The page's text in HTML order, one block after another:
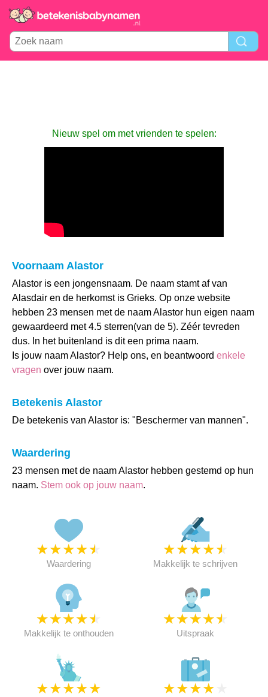
Nieuw spel om met vrienden te spelen:
Voornaam Alastor
Alastor is een jongensnaam. De naam stamt af van
Alasdair en de herkomst is Grieks. Op onze website
hebben 23 mensen met de naam Alastor hun eigen naam
gewaardeerd met 4.5 sterren(van de 5). Zéér tevreden
dus. In het buitenland is dit een prima naam.
Is jouw naam Alastor? Help ons, en beantwoord enkele
vragen over jouw naam.
Betekenis Alastor
De betekenis van Alastor is: "Beschermer van mannen".
Waardering
23 mensen met de naam Alastor hebben gestemd op hun
naam. Stem ook op jouw naam.
★★★★★
Waardering
★★★★★
Makkelijk te schrijven
★★★★★
Makkelijk te onthouden
★★★★★
Uitspraak
★★★★★ ★★★★